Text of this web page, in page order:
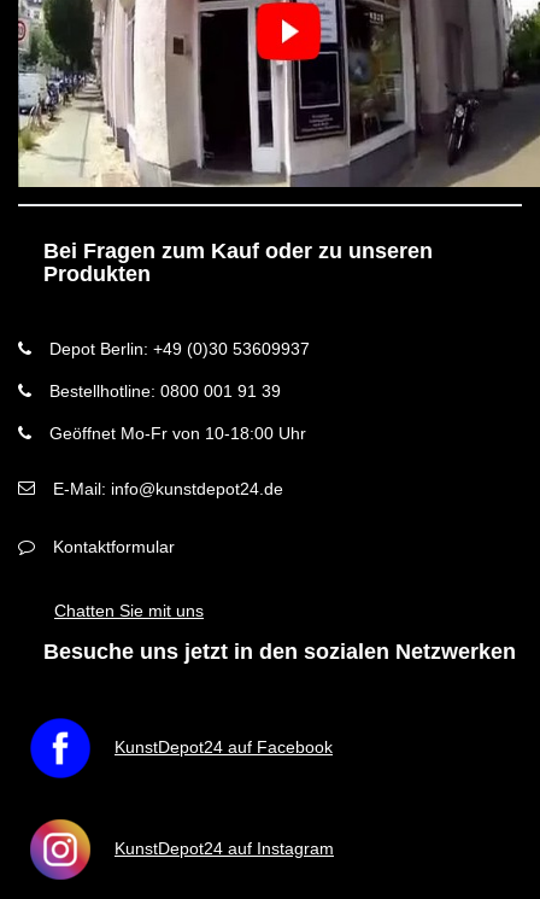
Bei Fragen zum Kauf oder zu unseren
Produkten
Depot Berlin: +49 (0)30 53609937
Bestellhotline: 0800 001 91 39
Geöffnet Mo-Fr von 10-18:00 Uhr
E-Mail: info@kunstdepot24.de
Kontaktformular
Chatten Sie mit uns
Besuche uns jetzt in den sozialen Netzwerken
KunstDepot24 auf Facebook
KunstDepot24 auf Instagram